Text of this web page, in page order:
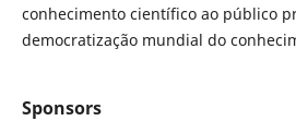
conhecimento científico ao público
democratização mundial do
Sponsors